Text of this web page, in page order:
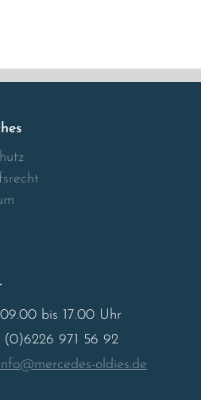
09.00 bis 17.00 Uhr
(0)6226 971 56 92
oldies.de